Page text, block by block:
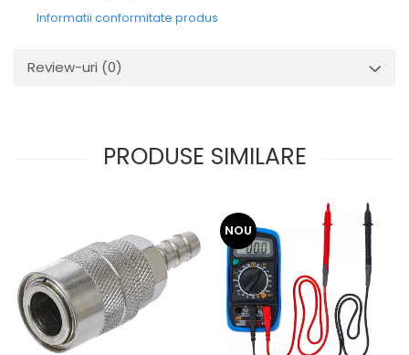
Informatii conformitate produs
Review-uri (0)
PRODUSE SIMILARE
NOU